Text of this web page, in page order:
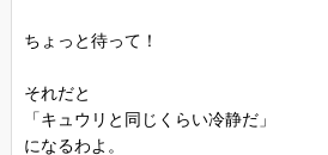
ちょっと待って！
それだと
「キュウリと同じくらい冷静だ」
になるわよ。